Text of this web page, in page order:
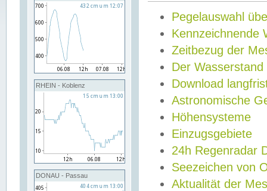
RHEIN - Koblenz
DONAU - Passau
Pegelauswahl
Kennzeichnende
Zeitbezug der
Der Wasserstand
Download
Astronomische
Höhensysteme
Einzugsgebiete
24h Regenradar
Seezeichen von
Aktualität der